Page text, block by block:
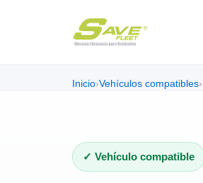
Inicio›Vehículos compatibles›
✓ Vehículo compatible